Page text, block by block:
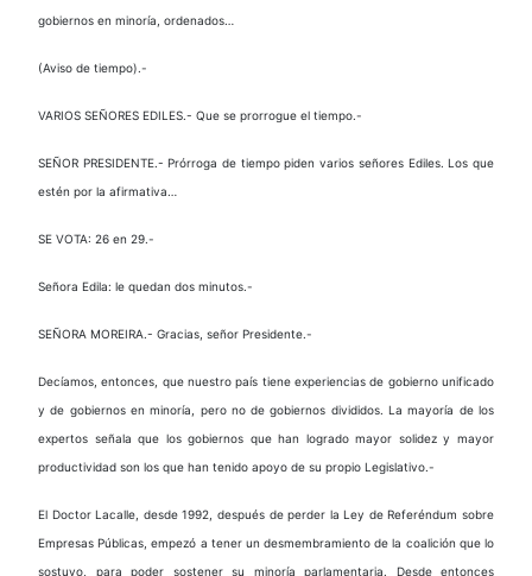
gobiernos en minoría, ordenados…
(Aviso de tiempo).-
VARIOS SEÑORES EDILES.- Que se prorrogue el tiempo.-
SEÑOR PRESIDENTE.- Prórroga de tiempo piden varios señores Ediles. Los que
estén por la afirmativa…
SE VOTA: 26 en 29.-
Señora Edila: le quedan dos minutos.-
SEÑORA MOREIRA.- Gracias, señor Presidente.-
Decíamos, entonces, que nuestro país tiene experiencias de gobierno unificado
y de gobiernos en minoría, pero no de gobiernos divididos. La mayoría de los
expertos señala que los gobiernos que han logrado mayor solidez y mayor
productividad son los que han tenido apoyo de su propio Legislativo.-
El Doctor Lacalle, desde 1992, después de perder la Ley de Referéndum sobre
Empresas Públicas, empezó a tener un desmembramiento de la coalición que lo
sostuvo, para poder sostener su minoría parlamentaria. Desde entonces